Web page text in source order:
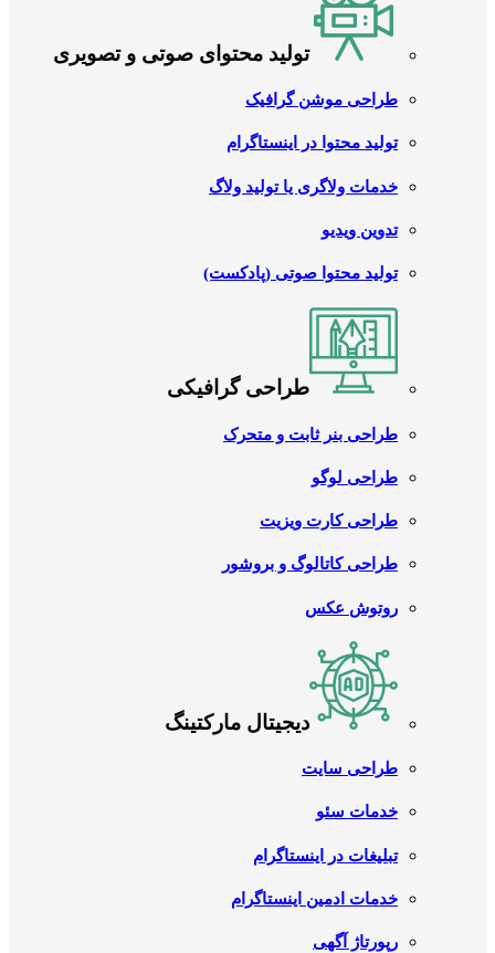
تولید محتوای صوتی و تصویری
طراحی موشن گرافیک
تولید محتوا در اینستاگرام
خدمات ولاگری یا تولید ولاگ
تدوین ویدیو
تولید محتوا صوتی (پادکست)
طراحی گرافیکی
طراحی بنر ثابت و متحرک
طراحی لوگو
طراحی کارت ویزیت
طراحی کاتالوگ و بروشور
روتوش عکس
دیجیتال مارکتینگ
طراحی سایت
خدمات سئو
تبلیغات در اینستاگرام
خدمات ادمین اینستاگرام
رپورتاژ آگهی